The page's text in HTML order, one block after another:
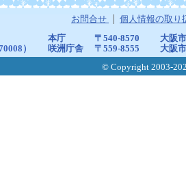
お問合せ 個人情報の取り
）
本庁 〒540-8570
大阪
咲洲庁舎
〒559-8555
大阪
© Copyright 2003-